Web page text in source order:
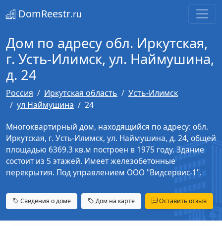
DomReestr.ru
Дом по адресу обл. Иркутская,
г. Усть-Илимск, ул. Наймушина,
д. 24
Россия Иркутская область
Усть-Илимск
ул Наймушина
24
Многоквартирный дом, находящийся по адресу: обл.
Иркутская, г. Усть-Илимск, ул. Наймушина, д. 24, общей
площадью 6369.3 кв.м построен в 1975 году. Здание
состоит из 5 этажей. Имеет железобетонные
перекрытия. Под управлением ООО "Видсервис-1".
Сведения о доме Дом на карте Оставить отзыв